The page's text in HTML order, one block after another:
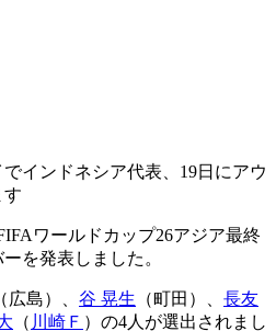
インドネシア代表、19日にアウ
す
ワールドカップ26アジア最終
を発表しました。
（広島）、 谷 晃生 （町田）、 長友
（ 川崎Ｆ ）の4人が選出されまし